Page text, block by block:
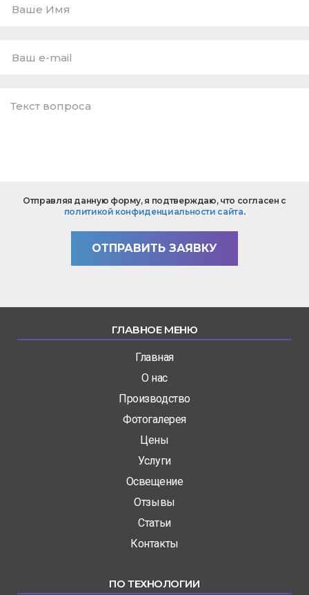
Имя
mail
вопроса
Отправляя данную форму, я подтверждаю, что согласен с
политикой конфиденциальности сайта.
ОТПРАВИТЬ ЗАЯВКУ
ГЛАВНОЕ МЕНЮ
Главная
О нас
Производство
Фотогалерея
Цены
Услуги
Освещение
Отзывы
Статьи
Контакты
ПО ТЕХНОЛОГИИ